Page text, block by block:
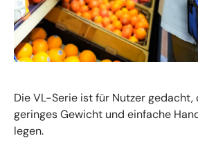
Die VL-Serie ist für Nutzer
geringes Gewicht und einfache
legen.